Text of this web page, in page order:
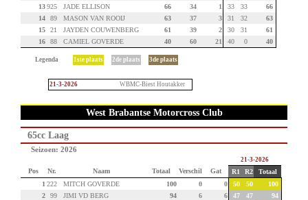
13925 JADE ELLISON 66 34 1 33 33
66
14
89 MASON VAN ROOIJ 63 37 3 31 32
63
15
21 JAYDEN COUWENBERG 61 39 2 30 31
61
16
88 CAMIEL GOVERDE 40 60 21 40 0 40
Legenda 1ste plaats 2de plaats 3de plaats
21-3-2026 WBMC-Biest Houtakker
West Brabantse Motorcross Club
65cc Laag
Seizoen: 2026
21-3-2026
Pos Nr. Naam Totaal Verschil Gat R1 R2
Totaal
1 222 MITCH GOVERDE 100 0 0 50 50
100
2
99 JIMI VD BERG 94 6 6 47 47
94